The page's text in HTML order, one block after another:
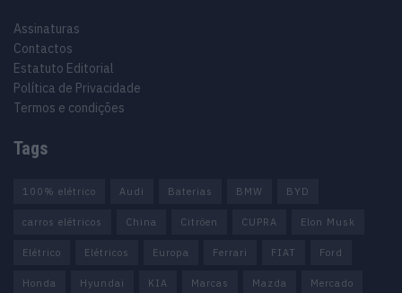
Assinaturas
Contactos
Estatuto Editorial
Política de Privacidade
Termos e condições
Tags
100% elétrico Audi Baterias BMW BYD
carros elétricos China Citröen CUPRA Elon Musk
Elétrico Elétricos Europa Ferrari FIAT Ford
Honda Hyundai KIA Marcas Mazda Mercado